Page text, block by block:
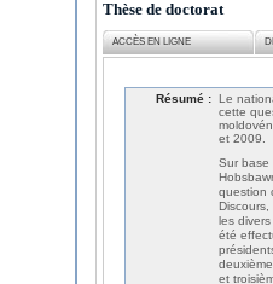
Thèse de doctorat
ACCÈS EN LIGNE
Résumé : Le
cette
et 2009.
Sur base
question
les
été
et